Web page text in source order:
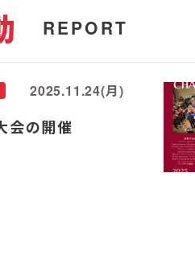
REPORT
会の開催
2025.11.24(月)